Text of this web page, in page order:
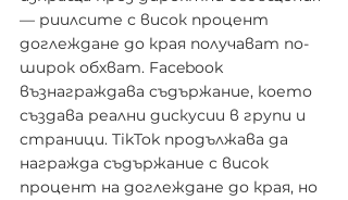
— риилсите с висок процент
доглеждане до края получават по-
широк обхват. Facebook
възнаграждава съдържание, което
създава реални дискусии в групи и
страници. TikTok продължава да
награжда съдържание с висок
процент на доглеждане до края, но